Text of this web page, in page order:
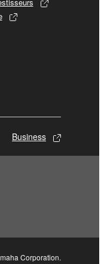
Business
Corporation.